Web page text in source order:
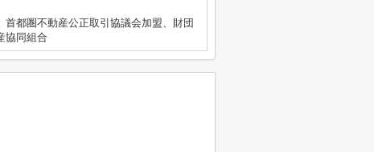
都圏不動産公正取引協議会加盟、財団
協同組合